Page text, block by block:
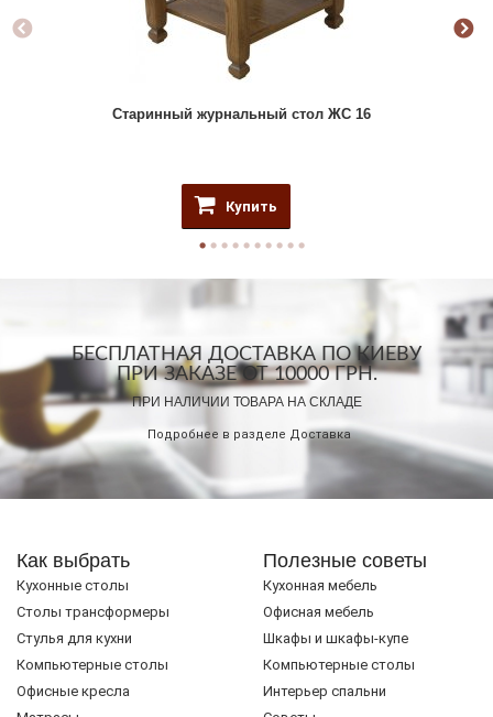
Старинный журнальный стол ЖС 16
Купить
БЕСПЛАТНАЯ ДОСТАВКА ПО КИЕВУ
ПРИ ЗАКАЗЕ ОТ 10000 ГРН.
ПРИ НАЛИЧИИ ТОВАРА НА СКЛАДЕ
Подробнее в разделе Доставка
Как выбрать
Кухонные столы
Cтолы трансформеры
Стулья для кухни
Компьютерные столы
Офисные кресла
Полезные советы
Кухонная мебель
Офисная мебель
Шкафы и шкафы-купе
Компьютерные столы
Интерьер спальни